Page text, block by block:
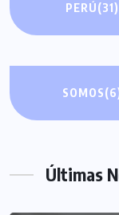
PERÚ(31)
SOMOS
Últimas